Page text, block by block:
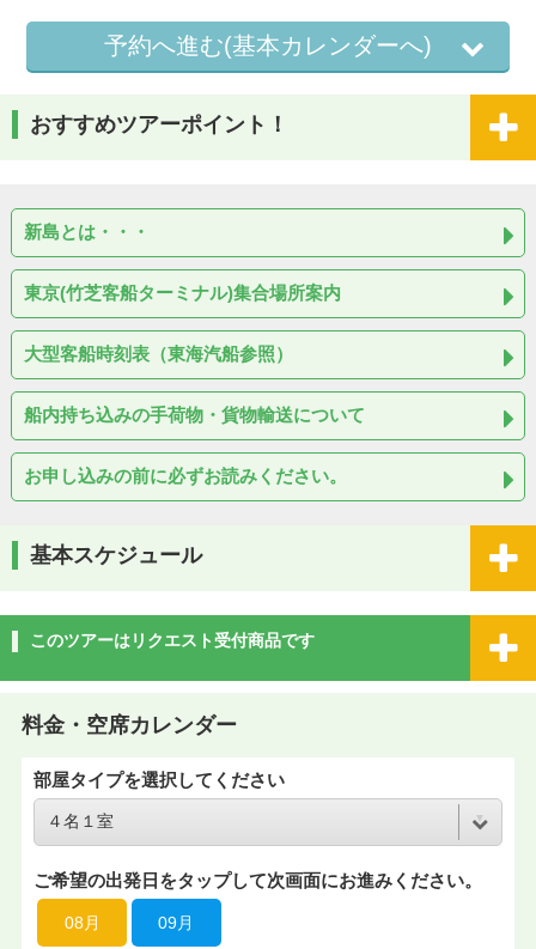
予約へ進む(基本カレンダーへ)
おすすめツアーポイント！
新島とは・・・
東京(竹芝客船ターミナル)集合場所案内
大型客船時刻表（東海汽船参照）
船内持ち込みの手荷物・貨物輸送について
お申し込みの前に必ずお読みください。
基本スケジュール
このツアーはリクエスト受付商品です
料金・空席カレンダー
部屋タイプを選択してください
ご希望の出発日をタップして次画面にお進みください。
08月 09月